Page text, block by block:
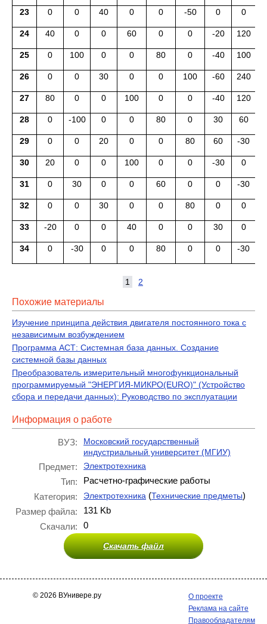
23 0 0 40 0 0 -50 0 0
24 40 0 0 60 0 0 -20 120
25 0 100 0 0 80 0 -40 100
26 0 0 30 0 0 100 -60 240
27 80 0 0 100 0 0 -40 120
28 0 -100 0 0 80 0 30 60
29 0 0 20 0 0 80 60 -30
30 20 0 0 100 0 0 -30 0
31 0 30 0 0 60 0 0 -30
32 0 0 30 0 0 80 0 0
33 -20 0 0 40 0 0 30 0
34 0 -30 0 0 80 0 0 -30
1 2
Похожие материалы
Изучение принципа действия двигателя постоянного тока с
независимым возбуждением
Программа АСТ: Системная база данных. Создание
системной базы данных
Преобразователь измерительный многофункциональный
программируемый "ЭНЕРГИЯ-МИКРО(EURO)" (Устройство
сбора и передачи данных): Руководство по эксплуатации
Информация о работе
ВУЗ:
Московский государственный
индустриальный университет (МГИУ)
Предмет: Электротехника
Тип:
Расчетно-графические работы
Категория:
Электротехника (Технические предметы)
Размер файла:
131 Kb
Скачали:
0
Скачать файл
© 2026 ВУнивере.ру
О проекте
Реклама на сайте
Правообладателям